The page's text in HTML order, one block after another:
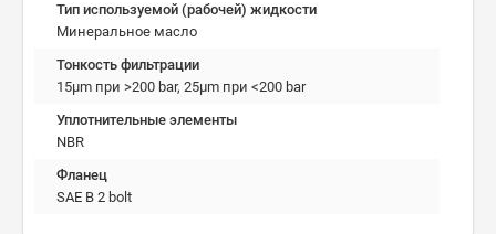
Тип используемой (рабочей) жидкости
Минеральное масло
Тонкость фильтрации
15µm при >200 bar, 25µm при <200 bar
Уплотнительные элементы
NBR
Фланец
SAE B 2 bolt